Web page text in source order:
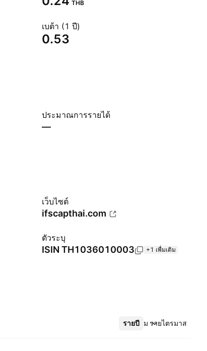
THB
เบต้า (1 ปี)
0.53
ประมาณการรายได้
—
เว็บไซต์
ifscapthai.com
ตัวระบุ
ISIN TH1036010003 +1 เพื่มเติม
รายปี รายไตรมาส
เพิ่มเติม